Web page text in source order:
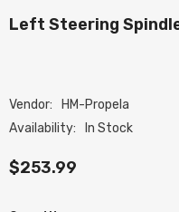
Left Steering
Vendor:
HM-Propela
Availability:
In Stock
$253.99